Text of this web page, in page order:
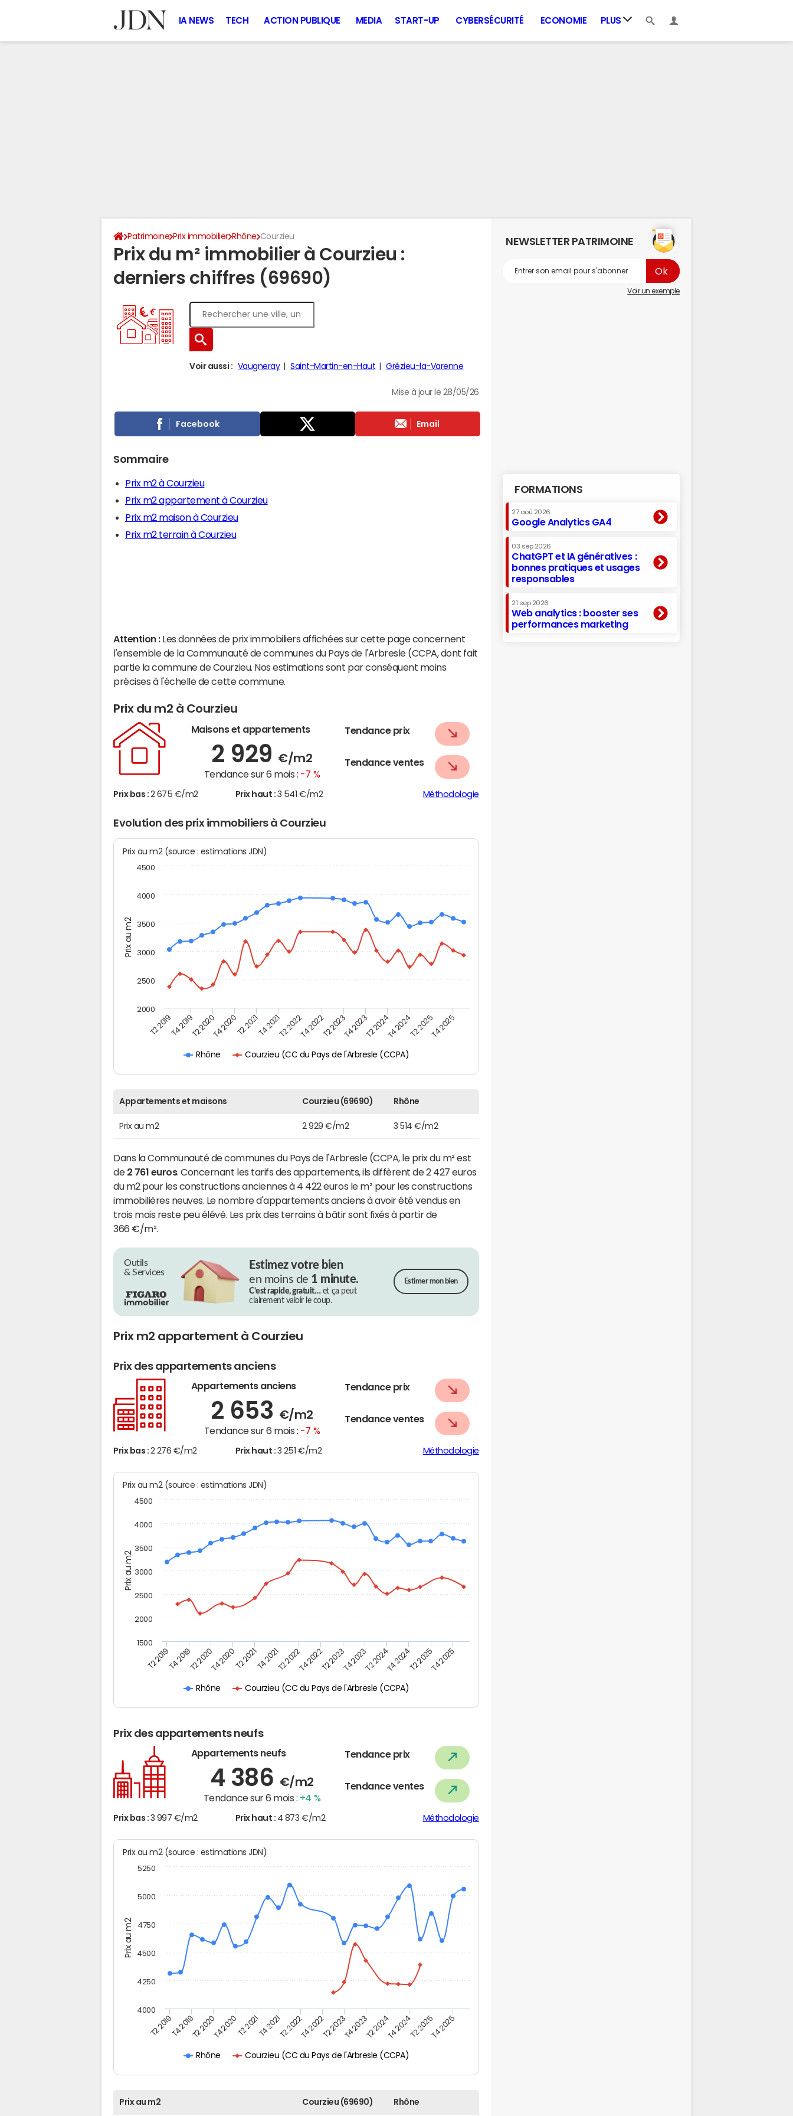
IA NEWS TECH ACTION PUBLIQUE MEDIA START-UP CYBERSÉCURITÉ ECONOMIE PLUS
Patrimoine Prix immobilier Rhône Courzieu
Prix du m² immobilier à Courzieu :
derniers chiffres (69690)
Voir aussi : Vaugneray Saint-Martin-en-Haut Grézieu-la-Varenne
Mise à jour le 28/05/26
Facebook Email
Sommaire
Prix m2 à Courzieu
Prix m2 appartement à Courzieu
Prix m2 maison à Courzieu
Prix m2 terrain à Courzieu
Attention : Les données de prix immobiliers affichées sur cette page concernent
l'ensemble de la Communauté de communes du Pays de l'Arbresle (CCPA, dont fait
partie la commune de Courzieu. Nos estimations sont par conséquent moins
précises à l'échelle de cette commune.
Prix du m2 à Courzieu
Maisons et appartements
2 929 €/m2
Tendance sur 6 mois : -7 %
Tendance prix
Tendance ventes
Prix bas : 2 675 €/m2 Prix haut : 3 541 €/m2 Méthodologie
Evolution des prix immobiliers à Courzieu
Prix au m2
Prix au m2 (source : estimations JDN)
Rhône Courzieu (CC du Pays de l'Arbresle (CCPA)
T2 2019T4 2019T2 2020T4 2020T2 2021T4 2021T2 2022T4 2022T2 2023T4 2023T2 2024T4 2024T2 2025T4 2025
2000
2500
3000
3500
4000
4500
Appartements et maisons Courzieu (69690) Rhône
Prix au m2 2 929 €/m2 3 514 €/m2
Dans la Communauté de communes du Pays de l'Arbresle (CCPA, le prix du m² est
de 2 761 euros. Concernant les tarifs des appartements, ils diffèrent de 2 427 euros
du m2 pour les constructions anciennes à 4 422 euros le m² pour les constructions
immobilières neuves. Le nombre d'appartements anciens à avoir été vendus en
trois mois reste peu élévé. Les prix des terrains à bâtir sont fixés à partir de
366 €/m².
Outils
& Services
Estimez votre bien
en moins de 1 minute.
C’est rapide, gratuit…et ça peut
clairement valoir le coup.
Estimer mon bien
Prix m2 appartement à Courzieu
Prix des appartements anciens
Appartements anciens
2 653 €/m2
Tendance sur 6 mois : -7 %
Tendance prix
Tendance ventes
Prix bas : 2 276 €/m2 Prix haut : 3 251 €/m2 Méthodologie
Prix au m2
Prix au m2 (source : estimations JDN)
Rhône Courzieu (CC du Pays de l'Arbresle (CCPA)
T2 2019T4 2019T2 2020T4 2020T2 2021T4 2021T2 2022T4 2022T2 2023T4 2023T2 2024T4 2024T2 2025T4 2025
1500
2000
2500
3000
3500
4000
4500
Prix des appartements neufs
Appartements neufs
4 386 €/m2
Tendance sur 6 mois : +4 %
Tendance prix
Tendance ventes
Prix bas : 3 997 €/m2 Prix haut : 4 873 €/m2 Méthodologie
Prix au m2
Prix au m2 (source : estimations JDN)
Rhône Courzieu (CC du Pays de l'Arbresle (CCPA)
T2 2019T4 2019T2 2020T4 2020T2 2021T4 2021T2 2022T4 2022T2 2023T4 2023T2 2024T4 2024T2 2025T4 2025
4000
4250
4500
4750
5000
5250
Prix au m2 Courzieu (69690) Rhône
NEWSLETTER PATRIMOINE
Voir un exemple
FORMATIONS
27 aoû 2026
Google Analytics GA4
03 sep 2026
ChatGPT et IA génératives :
bonnes pratiques et usages
responsables
21 sep 2026
Web analytics : booster ses
performances marketing